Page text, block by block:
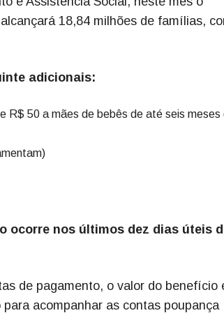
18,84 milhões de famílias,
adicionais:
R$ 50 a mães de bebês de até seis meses
ocorre nos últimos dez dias úteis
de pagamento, o valor do benefício
acompanhar as contas poupança